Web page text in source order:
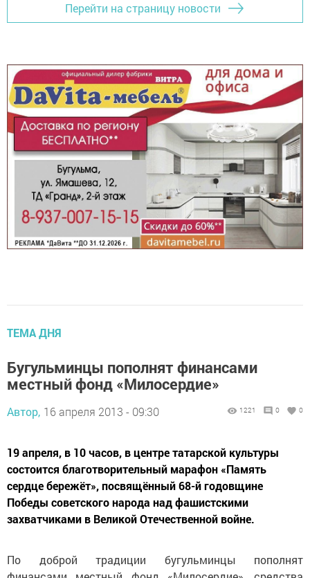
Перейти на страницу новости
ТЕМА ДНЯ
Бугульминцы пополнят финансами
местный фонд «Милосердие»
Автор, 16 апреля 2013 - 09:30 1221 0 0
19 апреля, в 10 часов, в центре татарской культуры
состоится благотворительный марафон «Память
сердце бережёт», посвящённый 68-й годовщине
Победы советского народа над фашистскими
захватчиками в Великой Отечественной войне.
По доброй традиции бугульминцы пополнят